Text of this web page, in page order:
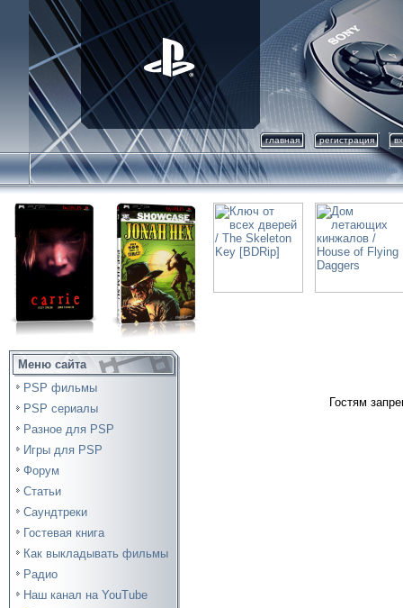
главная регистрация
Меню сайта
PSP фильмы
PSP сериалы
Разное для PSP
Игры для PSP
Форум
Статьи
Саундтреки
Гостевая книга
Как выкладывать фильмы
Радио
Наш канал на YouTube
Гостям